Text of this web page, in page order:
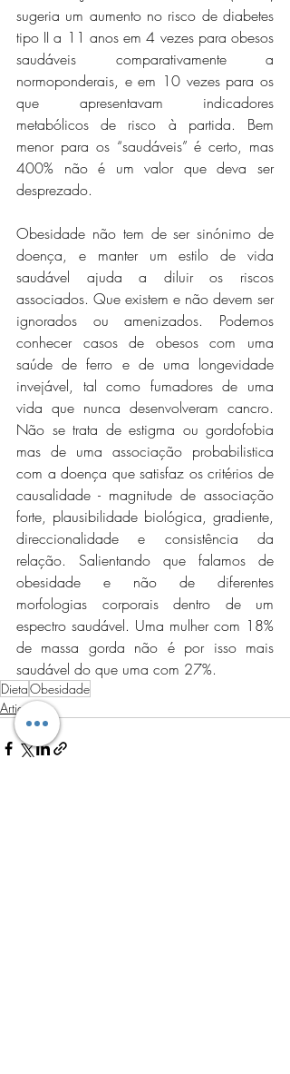
sugeria um aumento no risco de diabetes
tipo II a 11 anos em 4 vezes para obesos
saudáveis comparativamente a
normoponderais, e em 10 vezes para os
que apresentavam indicadores
metabólicos de risco à partida. Bem
menor para os “saudáveis” é certo, mas
400% não é um valor que deva ser
desprezado.
Obesidade não tem de ser sinónimo de
doença, e manter um estilo de vida
saudável ajuda a diluir os riscos
associados. Que existem e não devem ser
ignorados ou amenizados. Podemos
conhecer casos de obesos com uma
saúde de ferro e de uma longevidade
invejável, tal como fumadores de uma
vida que nunca desenvolveram cancro.
Não se trata de estigma ou gordofobia
mas de uma associação probabilistica
com a doença que satisfaz os critérios de
causalidade - magnitude de associação
forte, plausibilidade biológica, gradiente,
direccionalidade e consistência da
relação. Salientando que falamos de
obesidade e não de diferentes
morfologias corporais dentro de um
espectro saudável. Uma mulher com 18%
de massa gorda não é por isso mais
saudável do que uma com 27%.
DietaObesidade
Artigos